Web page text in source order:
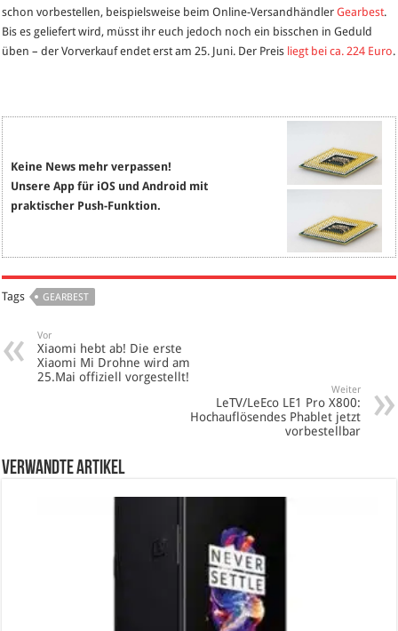
schon vorbestellen, beispielsweise beim Online-VersandhändlerGearbest.
Bis es geliefert wird, müsst ihr euch jedoch noch ein bisschen in Geduld
üben – der Vorverkauf endet erst am 25. Juni. Der Preis liegt bei ca. 224 Euro.
Keine News mehr verpassen!
Unsere App für iOS und Android mit
praktischer Push-Funktion.
Tags GEARBEST
Vor
Xiaomi hebt ab! Die erste
Xiaomi Mi Drohne wird am
25.Mai offiziell vorgestellt!
Weiter
LeTV/LeEco LE1 Pro X800:
Hochauflösendes Phablet jetzt
vorbestellbar
verwandte Artikel